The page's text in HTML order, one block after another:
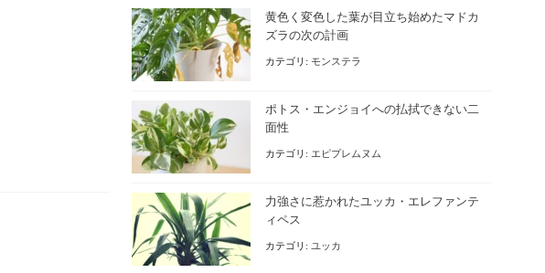
黄色く変色した葉が目立ち始めたマドカ
ズラの次の計画
カテゴリ:モンステラ
ポトス・エンジョイへの払拭できない二
面性
カテゴリ:エピプレムヌム
力強さに惹かれたユッカ・エレファンテ
ィペス
カテゴリ:ユッカ